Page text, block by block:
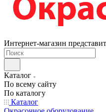
Интернет-магазин
Каталог
По всему сайту
По каталогу
Каталог